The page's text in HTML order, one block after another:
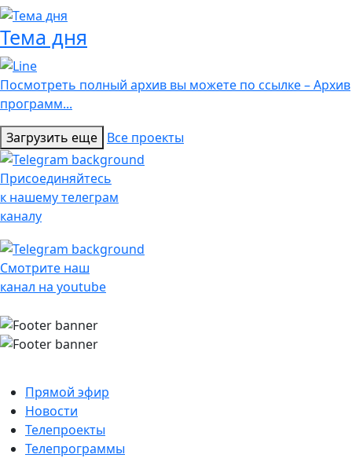
Тема дня
Посмотреть полный архив вы можете по ссылке – Архив
программ...
Загрузить еще Все проекты
Присоединяйтесь
к нашему телеграм
каналу
Смотрите наш
канал на youtube
Прямой эфир
Новости
Телепроекты
Телепрограммы